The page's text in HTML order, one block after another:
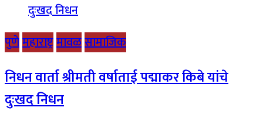
पुणेमहाराष्ट्रमावळसामाजिक
निधन वार्ता श्रीमती वर्षाताई पद्माकर किबे यांचे
दुःखद निधन